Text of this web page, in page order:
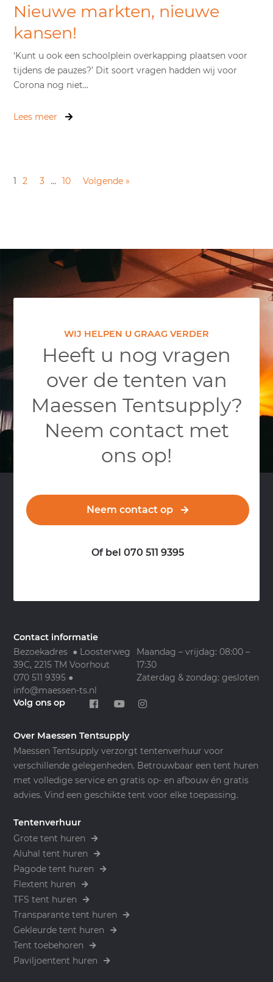
Nieuwe markten, nieuwe
kansen!
‘Kunt u ook een schoolplein overkapping plaatsen voor
tijdens de pauzes?’ Dit soort vragen hadden wij voor
Corona nog niet...
Lees meer
1 2 3 … 10 Volgende »
WIJ HELPEN U GRAAG VERDER
Heeft u nog vragen
over de tenten van
Maessen Tentsupply?
Neem contact met
ons op!
Neem contact op
Of bel 070 511 9395
Contact informatie
Bezoekadres ● Loosterweg
39C, 2215 TM Voorhout
070 511 9395 ●
info@maessen-ts.nl
Maandag – vrijdag: 08:00 –
17:30
Zaterdag & zondag: gesloten
Volg ons op
Over Maessen Tentsupply
Maessen Tentsupply verzorgt tentenverhuur voor
verschillende gelegenheden. Betrouwbaar een tent huren
met volledige service en gratis op- en afbouw én gratis
advies. Vind een geschikte tent voor elke toepassing.
Tentenverhuur
Grote tent huren
Aluhal tent huren
Pagode tent huren
Flextent huren
TFS tent huren
Transparante tent huren
Gekleurde tent huren
Tent toebehoren
Paviljoentent huren